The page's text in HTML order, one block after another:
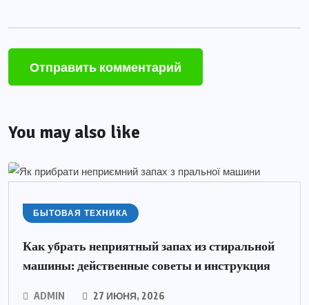
You may also like
БЫТОВАЯ ТЕХНИКА
Как убрать неприятный запах из стиральной
машины: действенные советы и инструкция
ADMIN 27 ИЮНЯ, 2026